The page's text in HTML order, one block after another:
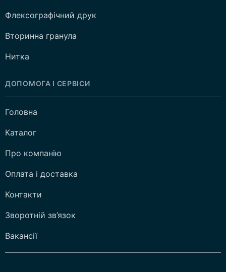
Флексографічний друк
Вторинна гранула
Нитка
ДОПОМОГА І СЕРВІСИ
Головна
Каталог
Про компанію
Оплата і доставка
Контакти
Зворотній зв’язок
Вакансії